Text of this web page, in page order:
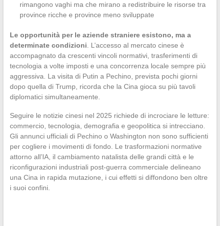
rimangono vaghi ma che mirano a redistribuire le risorse tra
province ricche e province meno sviluppate
Le opportunità per le aziende straniere esistono, ma a
determinate condizioni. L’accesso al mercato cinese è
accompagnato da crescenti vincoli normativi, trasferimenti di
tecnologia a volte imposti e una concorrenza locale sempre più
aggressiva. La visita di Putin a Pechino, prevista pochi giorni
dopo quella di Trump, ricorda che la Cina gioca su più tavoli
diplomatici simultaneamente.
Seguire le notizie cinesi nel 2025 richiede di incrociare le letture:
commercio, tecnologia, demografia e geopolitica si intrecciano.
Gli annunci ufficiali di Pechino o Washington non sono sufficienti
per cogliere i movimenti di fondo. Le trasformazioni normative
attorno all’IA, il cambiamento natalista delle grandi città e le
riconfigurazioni industriali post-guerra commerciale delineano
una Cina in rapida mutazione, i cui effetti si diffondono ben oltre
i suoi confini.